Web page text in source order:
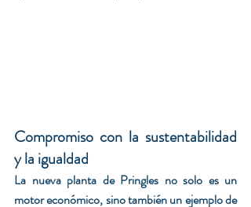
Compromiso con la sustentabilidad
y la igualdad
La nueva planta de Pringles no solo es un
motor económico, sino también un ejemplo de